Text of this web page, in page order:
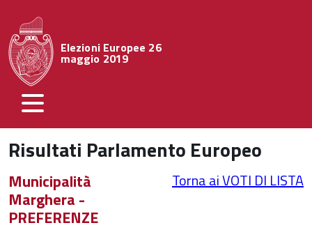
Elezioni Europee 26
maggio 2019
Risultati Parlamento Europeo
Municipalità
Marghera -
PREFERENZE
Torna ai VOTI DI LISTA